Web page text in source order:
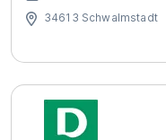
34613 Schwalmstadt